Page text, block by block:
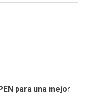
para una mejor